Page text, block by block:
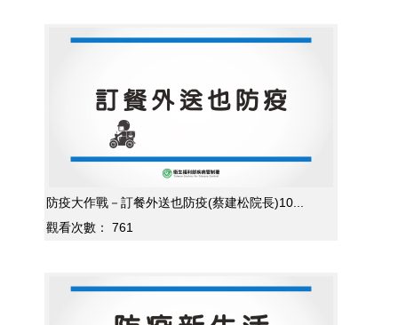
防疫大作戰－訂餐外送也防疫(蔡建松院長)10...
觀看次數：
761